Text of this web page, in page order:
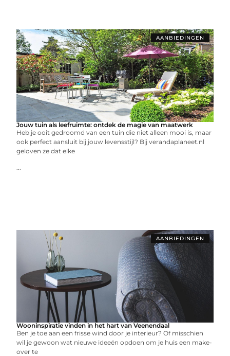
AANBIEDINGEN
Jouw tuin als leefruimte: ontdek de magie van maatwerk
Heb je ooit gedroomd van een tuin die niet alleen mooi is, maar
ook perfect aansluit bij jouw levensstijl? Bij verandaplaneet.nl
geloven ze dat elke
...
AANBIEDINGEN
Wooninspiratie vinden in het hart van Veenendaal
Ben je toe aan een frisse wind door je interieur? Of misschien
wil je gewoon wat nieuwe ideeën opdoen om je huis een make-
over te